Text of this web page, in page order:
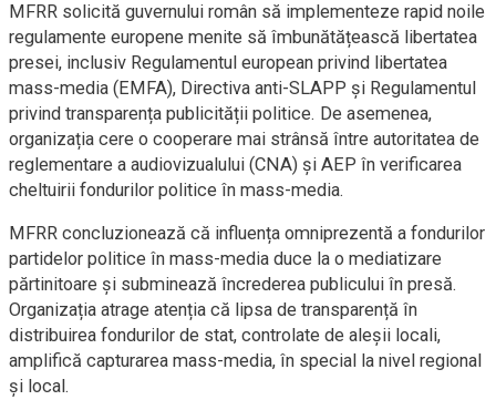
MFRR solicită guvernului român să implementeze rapid noile
regulamente europene menite să îmbunătățească libertatea
presei, inclusiv Regulamentul european privind libertatea
mass-media (EMFA), Directiva anti-SLAPP și Regulamentul
privind transparența publicității politice. De asemenea,
organizația cere o cooperare mai strânsă între autoritatea de
reglementare a audiovizualului (CNA) și AEP în verificarea
cheltuirii fondurilor politice în mass-media.
MFRR concluzionează că influența omniprezentă a fondurilor
partidelor politice în mass-media duce la o mediatizare
părtinitoare și subminează încrederea publicului în presă.
Organizația atrage atenția că lipsa de transparență în
distribuirea fondurilor de stat, controlate de aleșii locali,
amplifică capturarea mass-media, în special la nivel regional
și local.